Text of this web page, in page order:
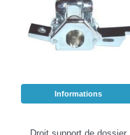
Informations